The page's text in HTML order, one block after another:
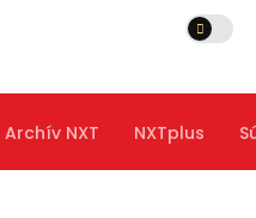
Archív NXT NXTplus